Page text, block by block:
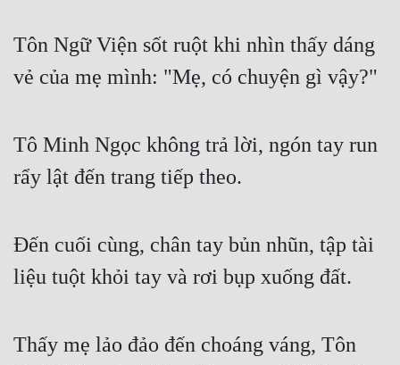
Đẹp
Đẹp Hiệp
Cơ Trí
Sát Phạt Quyết Đoán
Tôn Ngữ Viện sốt ruột khi nhìn thấy dáng
vẻ của mẹ mình: "Mẹ, có chuyện gì vậy?"
Tô Minh Ngọc không trả lời, ngón tay run
rẩy lật đến trang tiếp theo.
Đến cuối cùng, chân tay bủn nhũn, tập tài
liệu tuột khỏi tay và rơi bụp xuống đất.
Thấy mẹ lảo đảo đến choáng váng, Tôn